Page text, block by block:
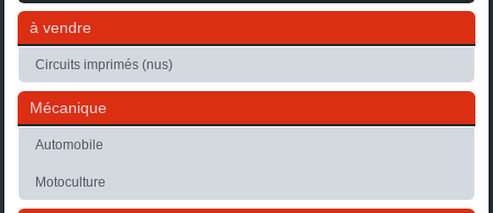
à vendre
Circuits imprimés (nus)
Mécanique
Automobile
Motoculture